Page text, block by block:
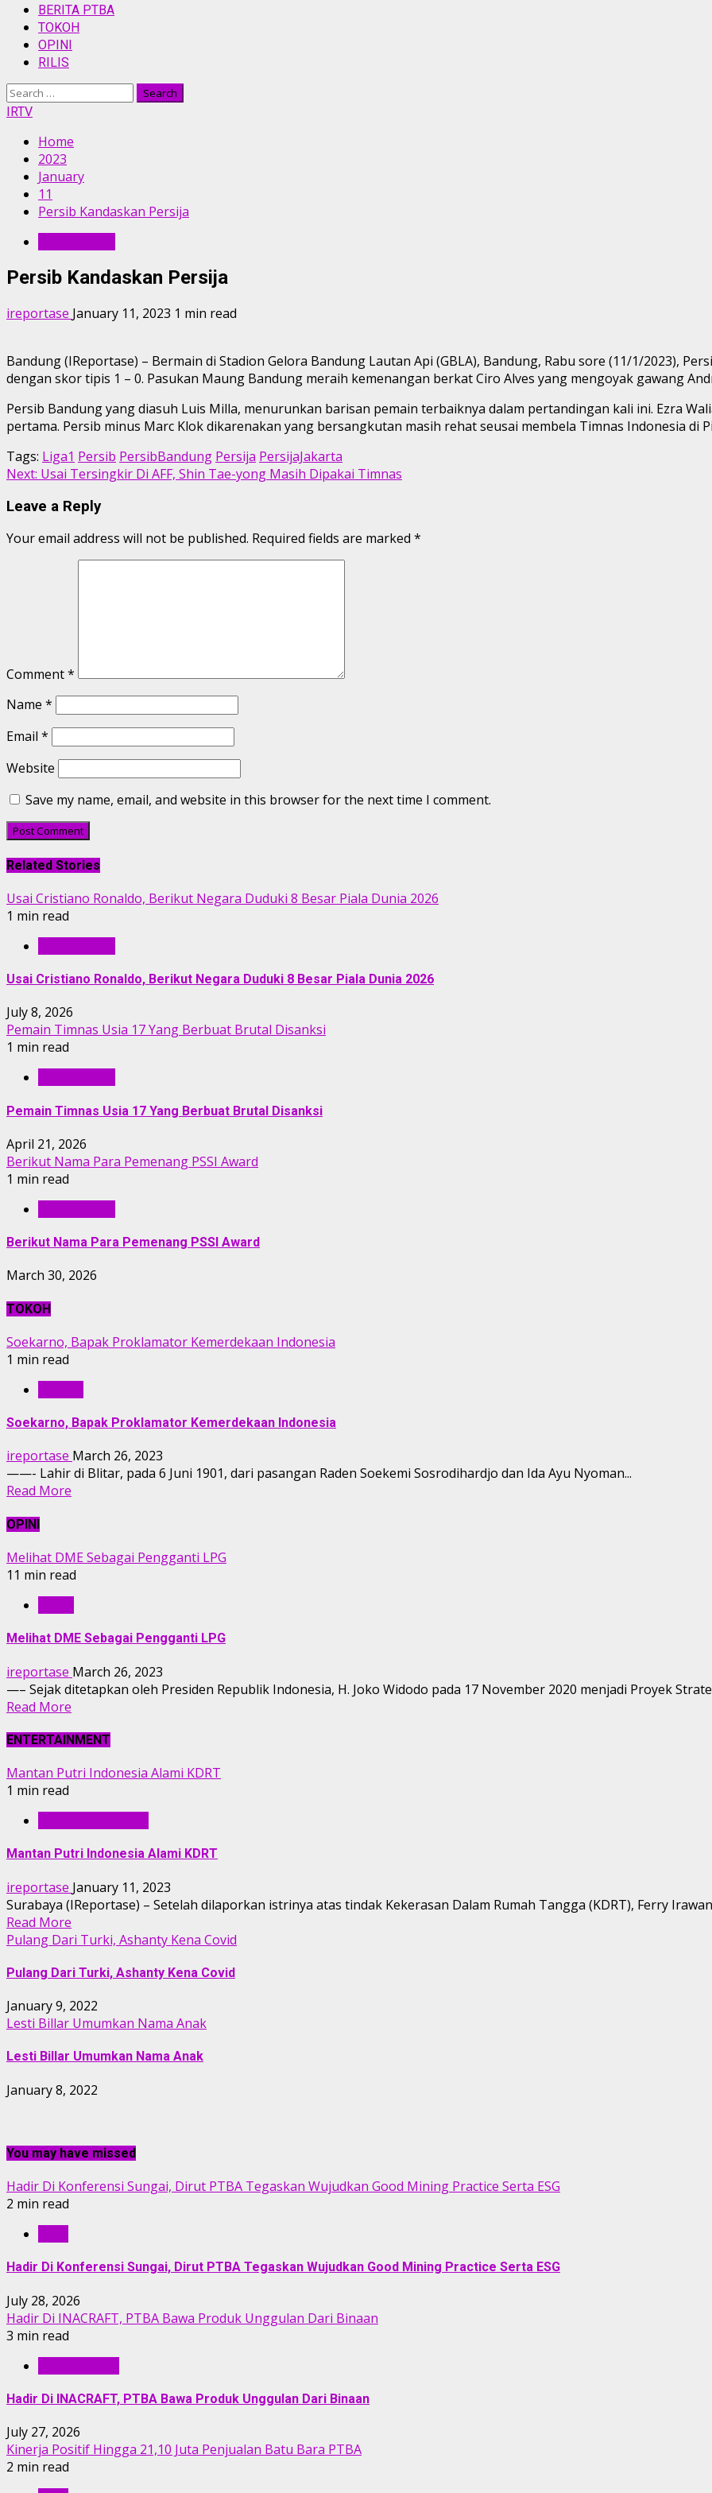
BERITA PTBA
TOKOH
OPINI
RILIS
Search
for:
IRTV
Home
2023
January
11
Persib Kandaskan Persija
Persib Kandaskan Persija
ireportase January 11, 2023 1 min read
Bandung (IReportase) – Bermain di Stadion Gelora Bandung Lautan Api (GBLA), Bandung, Rabu sore (11/1/2023),
dengan skor tipis 1 – 0. Pasukan Maung Bandung meraih kemenangan berkat Ciro Alves yang mengoyak gawang
Persib Bandung yang diasuh Luis Milla, menurunkan barisan pemain terbaiknya dalam pertandingan kali ini. Ezra
pertama. Persib minus Marc Klok dikarenakan yang bersangkutan masih rehat seusai membela Timnas Indonesia di
Tags: Liga1 Persib PersibBandung Persija PersijaJakarta
Continue
Reading
Next: Usai Tersingkir Di AFF, Shin Tae-yong Masih Dipakai Timnas
Leave a Reply
Your email address will not be published. Required fields are marked *
Comment*
Name *
Email *
Website
Save my name, email, and website in this browser for the next time I comment.
Related Stories
Usai Cristiano Ronaldo, Berikut Negara Duduki 8 Besar Piala Dunia 2026
1 min read
Usai Cristiano Ronaldo, Berikut Negara Duduki 8 Besar Piala Dunia 2026
July 8, 2026
Pemain Timnas Usia 17 Yang Berbuat Brutal Disanksi
1 min read
Pemain Timnas Usia 17 Yang Berbuat Brutal Disanksi
April 21, 2026
Berikut Nama Para Pemenang PSSI Award
1 min read
Berikut Nama Para Pemenang PSSI Award
March 30, 2026
TOKOH
Soekarno, Bapak Proklamator Kemerdekaan Indonesia
1 min read
Soekarno, Bapak Proklamator Kemerdekaan Indonesia
ireportase March 26, 2023
——- Lahir di Blitar, pada 6 Juni 1901, dari pasangan Raden Soekemi Sosrodihardjo dan Ida Ayu Nyoman...
Read More
OPINI
Melihat DME Sebagai Pengganti LPG
11 min read
Melihat DME Sebagai Pengganti LPG
ireportase March 26, 2023
—– Sejak ditetapkan oleh Presiden Republik Indonesia, H. Joko Widodo pada 17 November 2020 menjadi Proyek
Read More
ENTERTAINMENT
Mantan Putri Indonesia Alami KDRT
1 min read
Mantan Putri Indonesia Alami KDRT
ireportase January 11, 2023
Surabaya (IReportase) – Setelah dilaporkan istrinya atas tindak Kekerasan Dalam Rumah Tangga (KDRT), Ferry
Read More
Pulang Dari Turki, Ashanty Kena Covid
Pulang Dari Turki, Ashanty Kena Covid
January 9, 2022
Lesti Billar Umumkan Nama Anak
Lesti Billar Umumkan Nama Anak
January 8, 2022
You may have missed
Hadir Di Konferensi Sungai, Dirut PTBA Tegaskan Wujudkan Good Mining Practice Serta ESG
2 min read
Hadir Di Konferensi Sungai, Dirut PTBA Tegaskan Wujudkan Good Mining Practice Serta ESG
July 28, 2026
Hadir Di INACRAFT, PTBA Bawa Produk Unggulan Dari Binaan
3 min read
Hadir Di INACRAFT, PTBA Bawa Produk Unggulan Dari Binaan
July 27, 2026
Kinerja Positif Hingga 21,10 Juta Penjualan Batu Bara PTBA
2 min read